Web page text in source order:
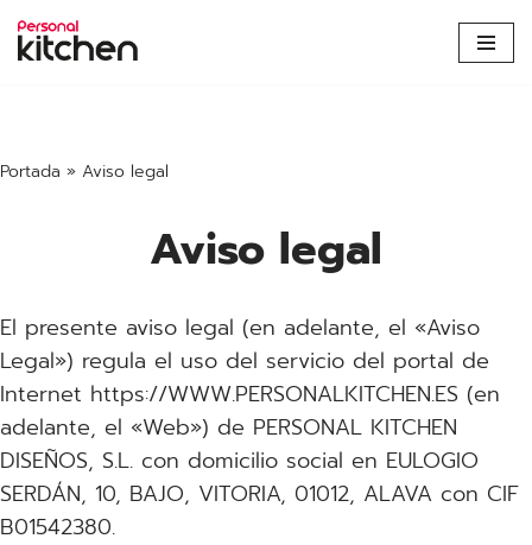
Saltar
Portada » Aviso legal
Aviso legal
El presente aviso legal (en adelante, el «Aviso
Legal») regula el uso del servicio del portal de
Internet https://WWW.PERSONALKITCHEN.ES (en
adelante, el «Web») de PERSONAL KITCHEN
DISEÑOS, S.L. con domicilio social en EULOGIO
SERDÁN, 10, BAJO, VITORIA, 01012, ALAVA con CIF
B01542380.